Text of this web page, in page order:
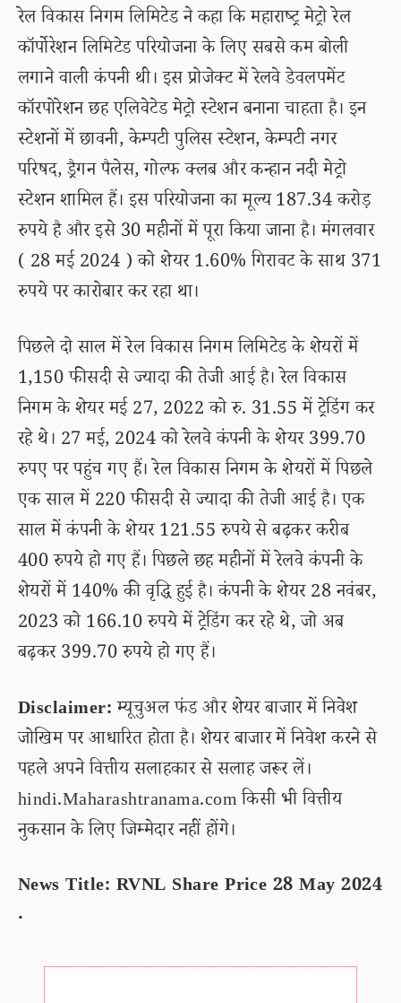
रेल विकास निगम लिमिटेड ने कहा कि महाराष्ट्र मेट्रो रेल
कॉर्पोरेशन लिमिटेड परियोजना के लिए सबसे कम बोली
लगाने वाली कंपनी थी। इस प्रोजेक्ट में रेलवे डेवलपमेंट
कॉरपोरेशन छह एलिवेटेड मेट्रो स्टेशन बनाना चाहता है। इन
स्टेशनों में छावनी, केम्पटी पुलिस स्टेशन, केम्पटी नगर
परिषद, ड्रैगन पैलेस, गोल्फ क्लब और कन्हान नदी मेट्रो
स्टेशन शामिल हैं। इस परियोजना का मूल्य 187.34 करोड़
रुपये है और इसे 30 महीनों में पूरा किया जाना है। मंगलवार
( 28 मई 2024 ) को शेयर 1.60% गिरावट के साथ 371
रुपये पर कारोबार कर रहा था।
पिछले दो साल में रेल विकास निगम लिमिटेड के शेयरों में
1,150 फीसदी से ज्यादा की तेजी आई है। रेल विकास
निगम के शेयर मई 27, 2022 को रु. 31.55 में ट्रेडिंग कर
रहे थे। 27 मई, 2024 को रेलवे कंपनी के शेयर 399.70
रुपए पर पहुंच गए हैं। रेल विकास निगम के शेयरों में पिछले
एक साल में 220 फीसदी से ज्यादा की तेजी आई है। एक
साल में कंपनी के शेयर 121.55 रुपये से बढ़कर करीब
400 रुपये हो गए हैं। पिछले छह महीनों में रेलवे कंपनी के
शेयरों में 140% की वृद्धि हुई है। कंपनी के शेयर 28 नवंबर,
2023 को 166.10 रुपये में ट्रेडिंग कर रहे थे, जो अब
बढ़कर 399.70 रुपये हो गए हैं।
Disclaimer:म्यूचुअल फंड और शेयर बाजार में निवेश
जोखिम पर आधारित होता है। शेयर बाजार में निवेश करने से
पहले अपने वित्तीय सलाहकार से सलाह जरूर लें।
hindi.Maharashtranama.com किसी भी वित्तीय
नुकसान के लिए जिम्मेदार नहीं होंगे।
News Title: RVNL Share Price 28 May 2024
.